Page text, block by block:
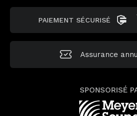
PAIEMENT SÉCURISÉ
Assurance
SPONSORISÉ